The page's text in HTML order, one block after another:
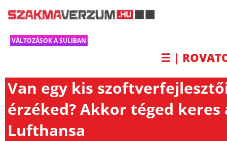
VÁLTOZÁSOK A SULIBAN
☰ |
Van egy kis
érzéked? Akkor téged keres
Lufthansa